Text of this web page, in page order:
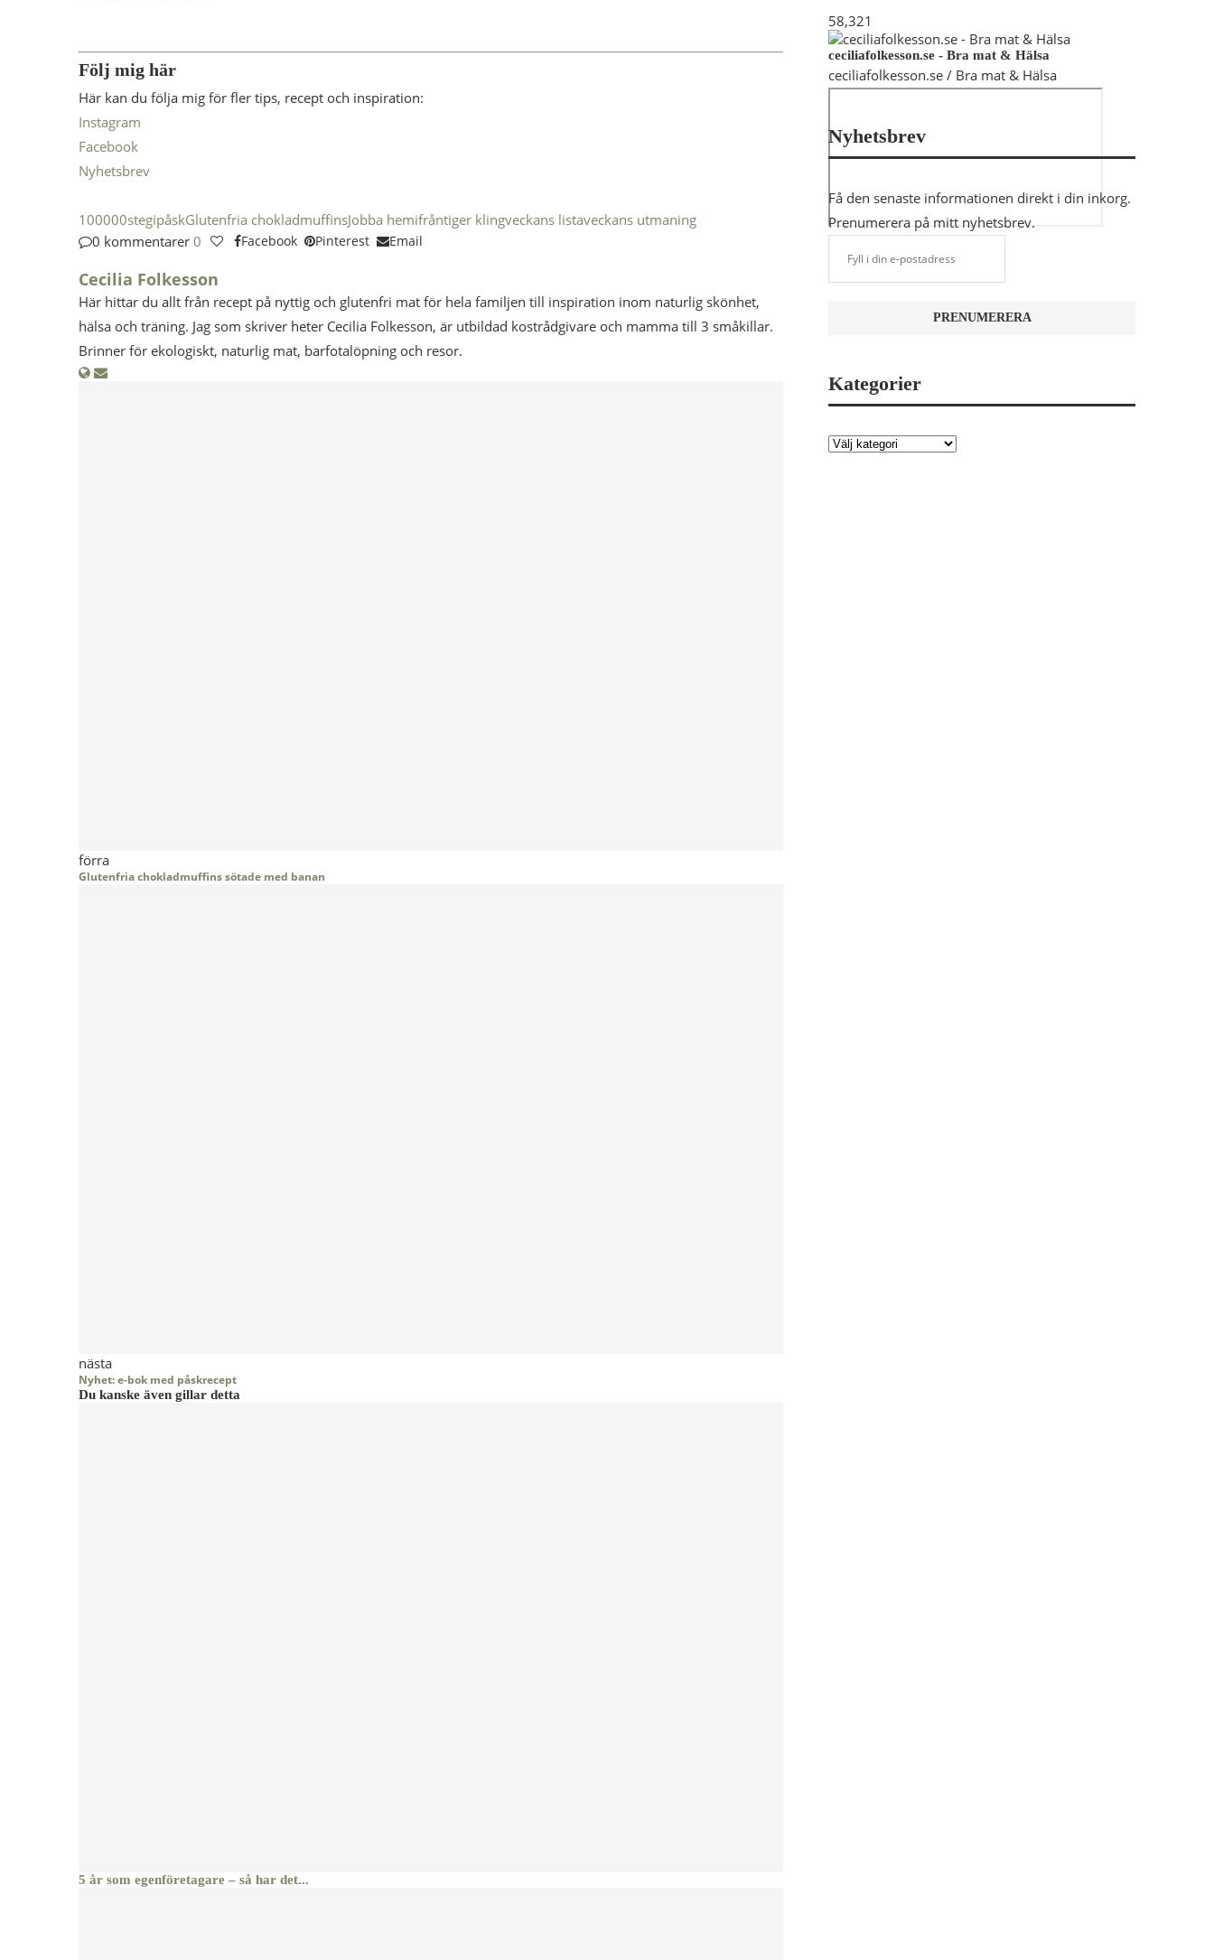
Följ mig här
Här kan du följa mig för fler tips, recept och inspiration:
Instagram
Facebook
Nyhetsbrev
100000stegipåskGlutenfria chokladmuffinsJobba hemifråntiger klingveckans listaveckans utmaning
0 kommentarer 0 Facebook Pinterest Email
Cecilia Folkesson
Här hittar du allt från recept på nyttig och glutenfri mat för hela familjen till inspiration inom naturlig skönhet,
hälsa och träning. Jag som skriver heter Cecilia Folkesson, är utbildad kostrådgivare och mamma till 3 småkillar.
Brinner för ekologiskt, naturlig mat, barfotalöpning och resor.
förra
Glutenfria chokladmuffins sötade med banan
nästa
Nyhet: e-bok med påskrecept
Du kanske även gillar detta
5 år som egenföretagare – så har det...
58,321
ceciliafolkesson.se - Bra mat & Hälsa
ceciliafolkesson.se / Bra mat & Hälsa
Nyhetsbrev
Få den senaste informationen direkt i din inkorg.
Prenumerera på mitt nyhetsbrev.
Kategorier